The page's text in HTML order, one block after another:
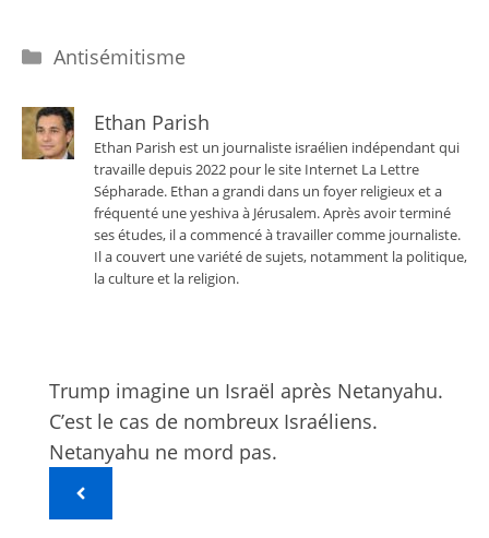
Catégories
Antisémitisme
Ethan Parish
Ethan Parish est un journaliste israélien indépendant qui
travaille depuis 2022 pour le site Internet La Lettre
Sépharade. Ethan a grandi dans un foyer religieux et a
fréquenté une yeshiva à Jérusalem. Après avoir terminé
ses études, il a commencé à travailler comme journaliste.
Il a couvert une variété de sujets, notamment la politique,
la culture et la religion.
Trump imagine un Israël après Netanyahu.
C’est le cas de nombreux Israéliens.
Netanyahu ne mord pas.